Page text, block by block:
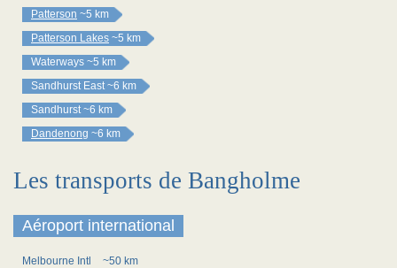
Patterson ~5 km
Patterson Lakes ~5 km
Waterways ~5 km
Sandhurst East ~6 km
Sandhurst ~6 km
Dandenong ~6 km
Les transports de Bangholme
Aéroport international
Melbourne Intl ~50 km